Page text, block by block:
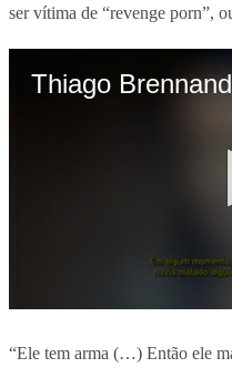
ser vítima de “revenge porn”,
“Ele tem arma (…) Então ele